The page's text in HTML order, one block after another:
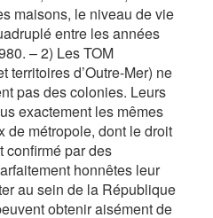
maisons, le niveau de vie
entre les années
– 2) Les TOM
territoires d’Outre-Mer) ne
pas des colonies. Leurs
exactement les mêmes
de métropole, dont le droit
confirmé par des
honnêtes leur
au sein de la République
obtenir aisément de